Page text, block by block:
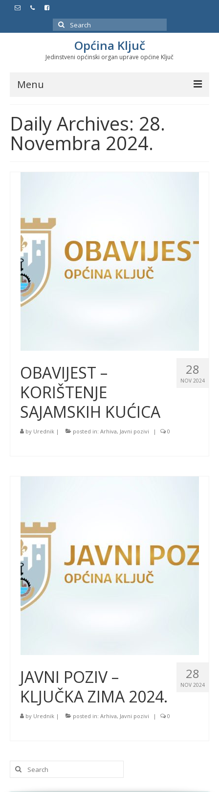
Search
for:
Općina Ključ
Jedinstveni općinski organ uprave općine Ključ
Menu
Službeni glasnici
Javne nabavke
Značajni datumi i manifestacije
Daily Archives: 28.
Novembra 2024.
28
NOV 2024
OBAVIJEST –
KORIŠTENJE
SAJAMSKIH KUĆICA
by Urednik | posted in: Arhiva, Javni pozivi | 0
28
NOV 2024
JAVNI POZIV –
KLJUČKA ZIMA 2024.
by Urednik | posted in: Arhiva, Javni pozivi | 0
Search
for: